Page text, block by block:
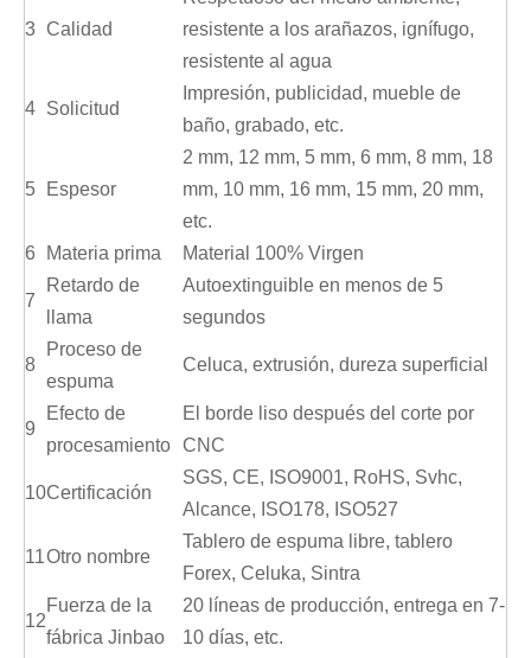
3 Calidad
resistente a los arañazos, ignífugo,
resistente al agua
4 Solicitud
Impresión, publicidad, mueble de
baño, grabado, etc.
5 Espesor
2 mm, 12 mm, 5 mm, 6 mm, 8 mm, 18
mm, 10 mm, 16 mm, 15 mm, 20 mm,
etc.
6
Materia prima Material 100% Virgen
7
Retardo de
llama
Autoextinguible en menos de 5
segundos
8
Proceso de
espuma
Celuca, extrusión, dureza superficial
9
Efecto de
procesamiento
El borde liso después del corte por
CNC
10Certificación
SGS, CE, ISO9001, RoHS, Svhc,
Alcance, ISO178, ISO527
11Otro nombre
Tablero de espuma libre, tablero
Forex, Celuka, Sintra
12
Fuerza de la
fábrica Jinbao
20 líneas de producción, entrega en 7-
10 días, etc.